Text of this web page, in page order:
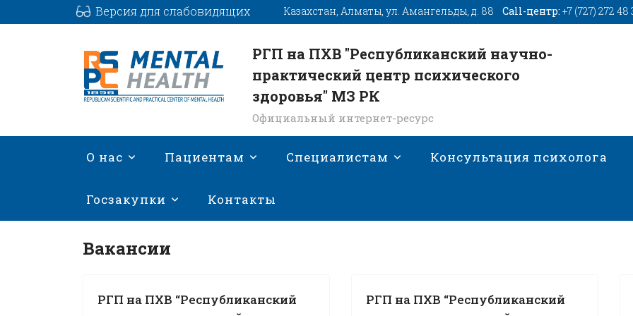
Версия для слабовидящих Казахстан, Алматы, ул. Амангельды, д. 88 Call-центр: +7 (727) 272 48
РГП на ПХВ "Республиканский научно-
практический центр психического
здоровья" МЗ РК
Официальный интернет-ресурс
О нас Пациентам Специалистам Консультация психолога
Госзакупки Контакты
Вакансии
РГП на ПХВ “Республиканский
РГП на ПХВ “Республиканский